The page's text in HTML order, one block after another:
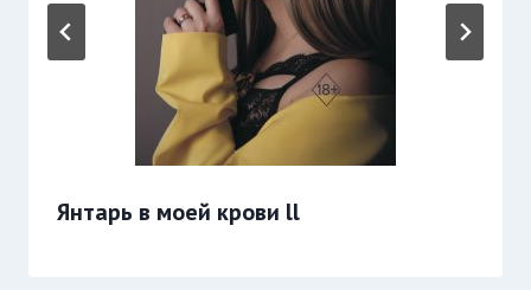
Янтарь в моей крови ll